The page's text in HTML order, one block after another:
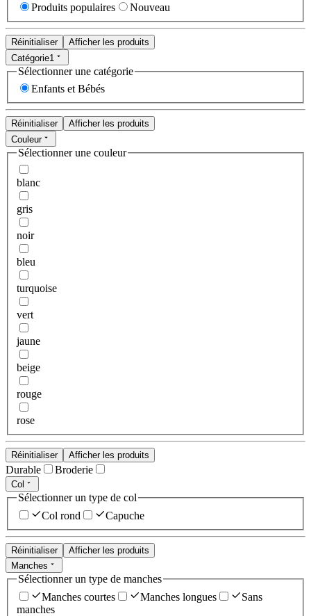
Produits populaires Nouveau
Réinitialiser
Afficher les produits
Catégorie1
Sélectionner une catégorie
Enfants et Bébés
Réinitialiser
Afficher les produits
Couleur
Sélectionner une couleur
blanc
gris
noir
bleu
turquoise
vert
jaune
beige
rouge
rose
Réinitialiser Afficher les produits
Durable Broderie
Col
Sélectionner un type de col
Col rond
Capuche
Réinitialiser
Afficher les produits
Manches
Sélectionner un type de manches
Manches courtes
Manches longues
Sans
manches